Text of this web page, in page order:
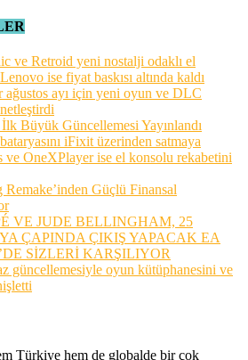
ve Retroid yeni nostalji odaklı el
ise fiyat baskısı altında kaldı
ağustos ayı için yeni oyun ve DLC
Büyük Güncellemesi Yayınlandı
iFixit üzerinden satmaya
ve OneXPlayer ise el konsolu rekabetini
Güçlü Finansal
VE JUDE BELLINGHAM, 25
ÇAPINDA ÇIKIŞ YAPACAK EA
SİZLERİ KARŞILIYOR
güncellemesiyle oyun kütüphanesini ve
Türkiye hem de globalde bir çok